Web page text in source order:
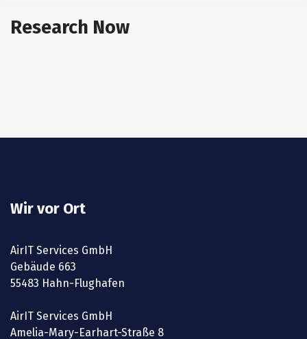
Research Now
Wir vor Ort
AirIT Services GmbH
Gebäude 663
55483 Hahn-Flughafen
AirIT Services GmbH
Amelia-Mary-Earhart-Straße 8